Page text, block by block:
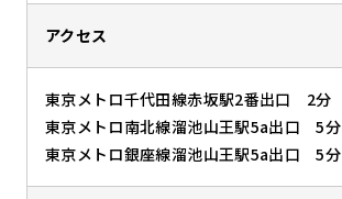
アクセス
東京メトロ千代田線赤坂駅2番出口 2分
東京メトロ南北線溜池山王駅5a出口 5分
東京メトロ銀座線溜池山王駅5a出口 5分